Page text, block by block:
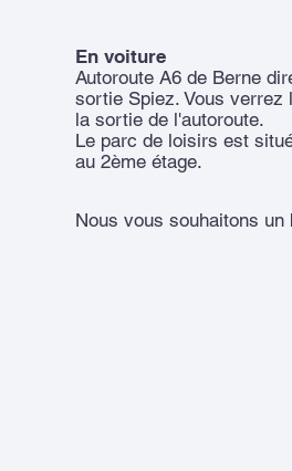
En voiture
Autoroute A6 de Berne
sortie Spiez. Vous verrez
la sortie de l'autoroute.
Le parc de loisirs est
au 2ème étage.
Nous vous souhaitons un